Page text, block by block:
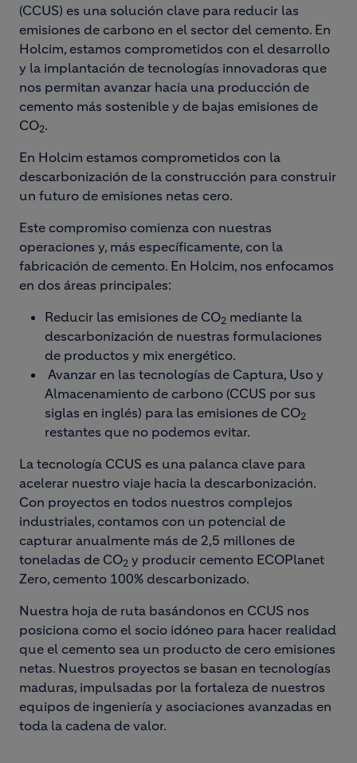
(CCUS) es una solución clave para reducir las
emisiones de carbono en el sector del cemento. En
Holcim, estamos comprometidos con el desarrollo
y la implantación de tecnologías innovadoras que
nos permitan avanzar hacia una producción de
cemento más sostenible y de bajas emisiones de
CO2.
En Holcim estamos comprometidos con la
descarbonización de la construcción para construir
un futuro de emisiones netas cero.
Este compromiso comienza con nuestras
operaciones y, más específicamente, con la
fabricación de cemento. En Holcim, nos enfocamos
en dos áreas principales:
Reducir las emisiones de CO2 mediante la
descarbonización de nuestras formulaciones
de productos y mix energético.
Avanzar en las tecnologías de Captura, Uso y
Almacenamiento de carbono (CCUS por sus
siglas en inglés) para las emisiones de CO2
restantes que no podemos evitar.
La tecnología CCUS es una palanca clave para
acelerar nuestro viaje hacia la descarbonización.
Con proyectos en todos nuestros complejos
industriales, contamos con un potencial de
capturar anualmente más de 2,5 millones de
toneladas de CO2 y producir cemento ECOPlanet
Zero, cemento 100% descarbonizado.
Nuestra hoja de ruta basándonos en CCUS nos
posiciona como el socio idóneo para hacer realidad
que el cemento sea un producto de cero emisiones
netas. Nuestros proyectos se basan en tecnologías
maduras, impulsadas por la fortaleza de nuestros
equipos de ingeniería y asociaciones avanzadas en
toda la cadena de valor.